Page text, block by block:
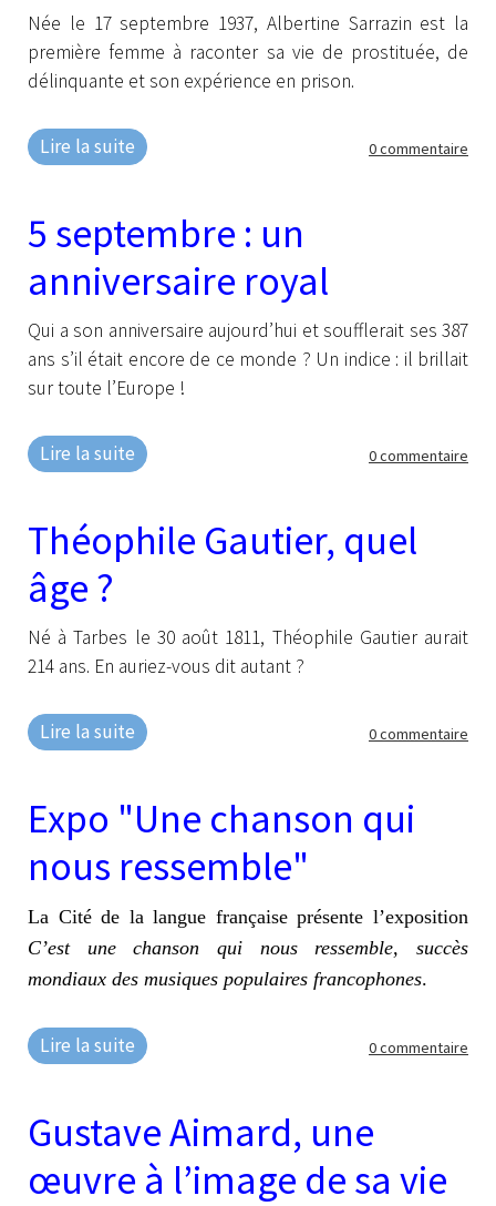
Née le 17 septembre 1937, Albertine Sarrazin est la
première femme à raconter sa vie de prostituée, de
délinquante et son expérience en prison.
Lire la suite 0 commentaire
5 septembre : un
anniversaire royal
Qui a son anniversaire aujourd’hui et soufflerait ses 387
ans s’il était encore de ce monde ? Un indice : il brillait
sur toute l’Europe !
Lire la suite 0 commentaire
Théophile Gautier, quel
âge ?
Né à Tarbes le 30 août 1811, Théophile Gautier aurait
214 ans. En auriez-vous dit autant ?
Lire la suite 0 commentaire
Expo "Une chanson qui
nous ressemble"
La Cité de la langue française présente l’exposition
C’est une chanson qui nous ressemble, succès
mondiaux des musiques populaires francophones.
Lire la suite 0 commentaire
Gustave Aimard, une
œuvre à l’image de sa vie